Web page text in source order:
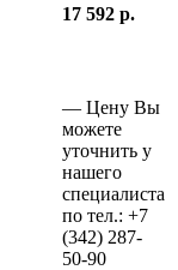
17 592 р.
— Цену Вы
можете
уточнить у
нашего
специалиста
по тел.: +7
(342) 287-
50-90